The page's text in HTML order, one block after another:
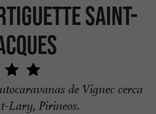
Saint-
de Vignec cerca
Lary, Pirineos.